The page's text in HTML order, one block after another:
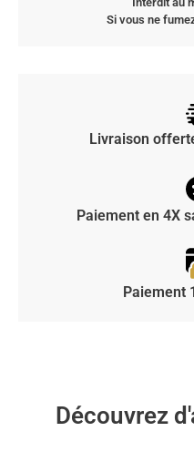
Si vous ne
Livraison
Paiement en 4X
Paiement
Découvrez